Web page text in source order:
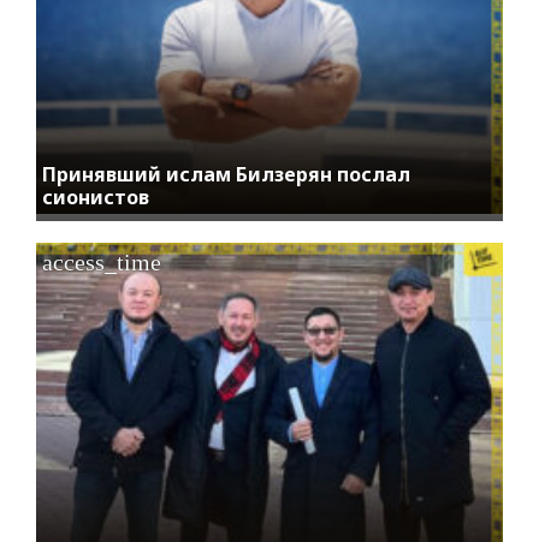
Принявший ислам Билзерян послал
сионистов
access_time